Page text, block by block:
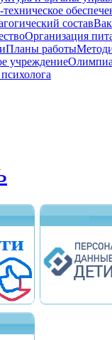
состав
Организация
Планы работы
учреждение